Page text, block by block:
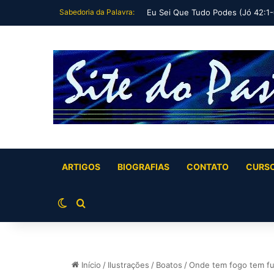
Sabedoria da Palavra: O Leviatã se Cala Diante do
ARTIGOS BIOGRAFIAS CONTATO
Switch skin
Buscar por
Início / Ilustrações / Boatos /Onde tem fogo tem